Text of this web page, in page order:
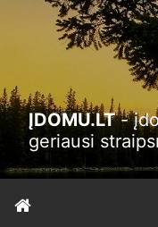
ĮDOMU.LT-
geriausi